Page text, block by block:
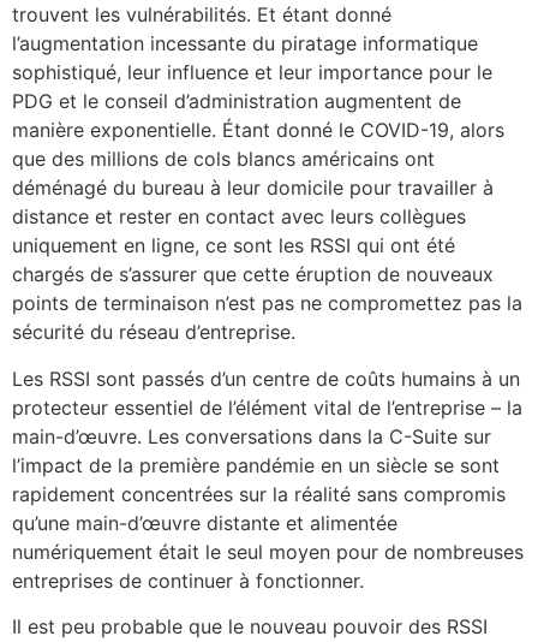
trouvent les vulnérabilités. Et étant donné
l’augmentation incessante du piratage informatique
sophistiqué, leur influence et leur importance pour le
PDG et le conseil d’administration augmentent de
manière exponentielle. Étant donné le COVID-19, alors
que des millions de cols blancs américains ont
déménagé du bureau à leur domicile pour travailler à
distance et rester en contact avec leurs collègues
uniquement en ligne, ce sont les RSSI qui ont été
chargés de s’assurer que cette éruption de nouveaux
points de terminaison n’est pas ne compromettez pas la
sécurité du réseau d’entreprise.
Les RSSI sont passés d’un centre de coûts humains à un
protecteur essentiel de l’élément vital de l’entreprise – la
main-d’œuvre. Les conversations dans la C-Suite sur
l’impact de la première pandémie en un siècle se sont
rapidement concentrées sur la réalité sans compromis
qu’une main-d’œuvre distante et alimentée
numériquement était le seul moyen pour de nombreuses
entreprises de continuer à fonctionner.
Il est peu probable que le nouveau pouvoir des RSSI